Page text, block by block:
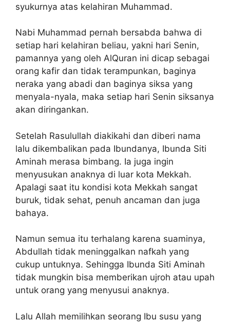
syukurnya atas kelahiran Muhammad.
Nabi Muhammad pernah bersabda bahwa di
setiap hari kelahiran beliau, yakni hari Senin,
pamannya yang oleh AlQuran ini dicap sebagai
orang kafir dan tidak terampunkan, baginya
neraka yang abadi dan baginya siksa yang
menyala-nyala, maka setiap hari Senin siksanya
akan diringankan.
Setelah Rasulullah diakikahi dan diberi nama
lalu dikembalikan pada Ibundanya, Ibunda Siti
Aminah merasa bimbang. Ia juga ingin
menyusukan anaknya di luar kota Mekkah.
Apalagi saat itu kondisi kota Mekkah sangat
buruk, tidak sehat, penuh ancaman dan juga
bahaya.
Namun semua itu terhalang karena suaminya,
Abdullah tidak meninggalkan nafkah yang
cukup untuknya. Sehingga Ibunda Siti Aminah
tidak mungkin bisa memberikan ujroh atau upah
untuk orang yang menyusui anaknya.
Lalu Allah memilihkan seorang Ibu susu yang